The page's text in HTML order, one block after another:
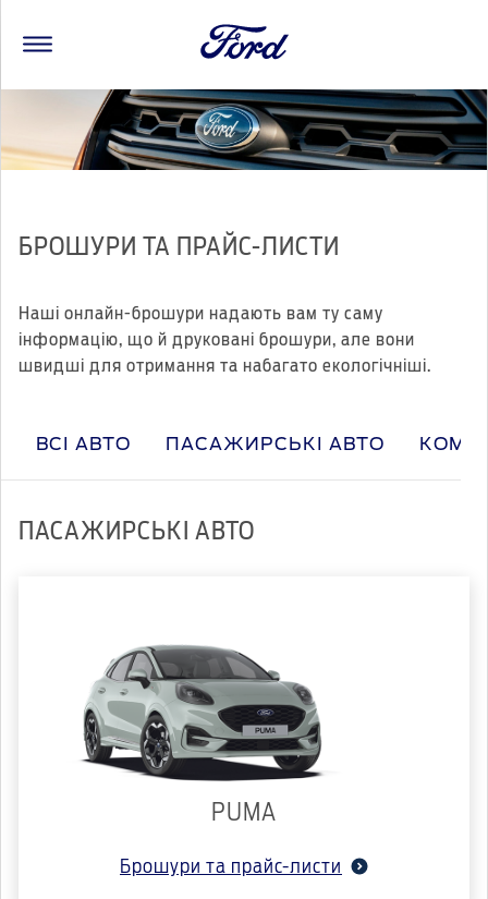
БРОШУРИ ТА ПРАЙС-ЛИСТИ
Наші онлайн-брошури надають вам ту саму
інформацію, що й друковані брошури, але вони
швидші для отримання та набагато екологічніші.
ВСІ АВТО ПАСАЖИРСЬКІ АВТО
ПАСАЖИРСЬКІ АВТО
PUMA
Брошури та прайс-листи